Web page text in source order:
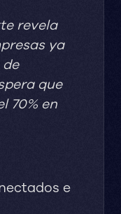
revela
ya
que
70% en
e